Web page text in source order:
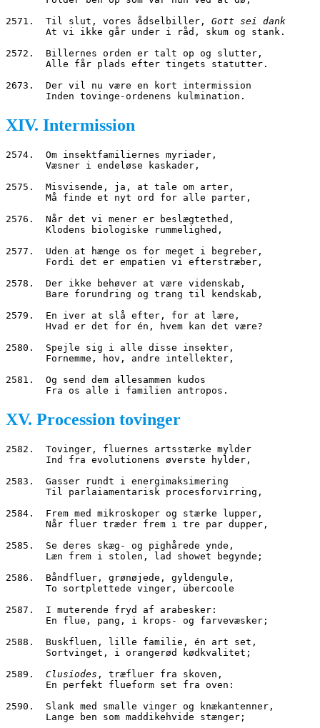
2571.  Til slut, vores ådselbiller, Gott sei dank
       At vi ikke går under i råd, skum og stank.
2572.  Billernes orden er talt op og slutter,
       Alle får plads efter tingets statutter.
2673.  Der vil nu være en kort intermission
       Inden tovinge
-ordenens kulmination.
XIV. Intermission
2574.  Om insektfamiliernes myriader,
       Væsner i endeløse kaskader,
2575.  Misvisende, ja, at tale om arter,
       Må finde et nyt ord for alle parter,
2576.  Når det vi mener er beslægtethed,
       Klodens biologiske rummelighed,
2577.  Uden at hænge os for meget i begreber,
       Fordi det er empatien vi efterstræber,
2578.  Der ikke behøver at være videnskab,
       Bare forundring og trang til kendskab,
2579.  En iver at slå efter, for at lære,
       Hvad er det for én, hvem kan det være?
2580.  Spejle sig i alle disse insekter,
       Fornemme, hov, andre intellekter,
2581.  Og send dem allesammen kudos
       Fra os alle i familien antropos.
XV. Procession tovinger
2582.  Tovinger, fluernes artsstærke mylder
       Ind fra evolutionens øverste hylder,
2583.  Gasser rundt i energimaksimering
       Til parlaiamentarisk procesforvirring,
2584.  Frem med mikroskoper og stærke lupper,
       Når fluer træder frem i tre par dupper,
2585.  Se deres skæg- og pighårede ynde,
       Læn frem i stolen, lad showet begynde;
2586.  Båndfluer, grønøjede, gyldengule,
       To sortplettede vinger, übercoole
2587.  I muterende fryd af arabesker:
       En flue, pang, i krops- og farvevæsker;
2588.  Buskfluen, lille familie, én art set,
       Sortvinget, i orangerød kødkvalitet;
2589. Clusiodes , træfluer fra skoven,
       En perfekt flueform set fra oven:
2590.  Slank med smalle vinger og knækantenner,
       Lange ben som maddikehvide stænger;